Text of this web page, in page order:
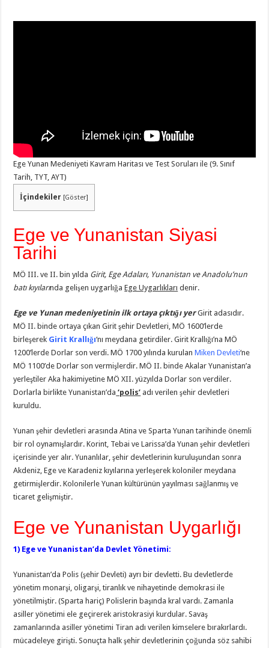
Ege Yunan Medeniyeti Kavram Haritası ve Test Soruları ile (9. Sınıf
Tarih, TYT, AYT)
İçindekiler [Göster]
Ege ve Yunanistan Siyasi
Tarihi
MÖ III. ve II. bin yılda Girit, Ege Adaları, Yunanistan ve Anadolu’nun
batı kıyılarında gelişen uygarlığaEge Uygarlıkları denir.
Ege ve Yunan medeniyetinin ilk ortaya çıktığı yerGirit adasıdır.
MÖ II. binde ortaya çıkan Girit şehir Devletleri, MÖ 1600’lerde
birleşerek Girit Krallığı‘nı meydana getirdiler. Girit Krallığı’na MÖ
1200’lerde Dorlar son verdi. MÖ 1700 yılında kurulanMiken Devleti‘ne
MÖ 1100’de Dorlar son vermişlerdir. MÖ II. binde Akalar Yunanistan’a
yerleştiler Aka hakimiyetine MÖ XII. yüzyılda Dorlar son verdiler.
Dorlarla birlikte Yunanistan’da ‘polis’ adı verilen şehir devletleri
kuruldu.
Yunan şehir devletleri arasında Atina ve Sparta Yunan tarihinde önemli
bir rol oynamışlardır. Korint, Tebai ve Larissa’da Yunan şehir devletleri
içerisinde yer alır. Yunanlılar, şehir devletlerinin kuruluşundan sonra
Akdeniz, Ege ve Karadeniz kıyılarına yerleşerek koloniler meydana
getirmişlerdir. Kolonilerle Yunan kültürünün yayılması sağlanmış ve
ticaret gelişmiştir.
Ege ve Yunanistan Uygarlığı
1) Ege ve Yunanistan’da Devlet Yönetimi:
Yunanistan’da Polis (şehir Devleti) ayrı bir devletti. Bu devletlerde
yönetim monarşi, oligarşi, tiranlık ve nihayetinde demokrasi ile
yönetilmiştir. (Sparta hariç) Polislerin başında kral vardı. Zamanla
asiller yönetimi ele geçirerek aristokrasiyi kurdular. Savaş
zamanlarında asiller yönetimi Tiran adı verilen kimselere bırakırlardı.
mücadeleye girişti. Sonuçta halk şehir devletlerinin çoğunda söz sahibi